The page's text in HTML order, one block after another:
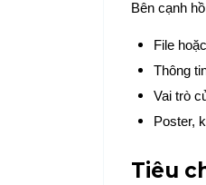
Bên cạnh
File
Thông
Vai trò
Poster,
Tiêu